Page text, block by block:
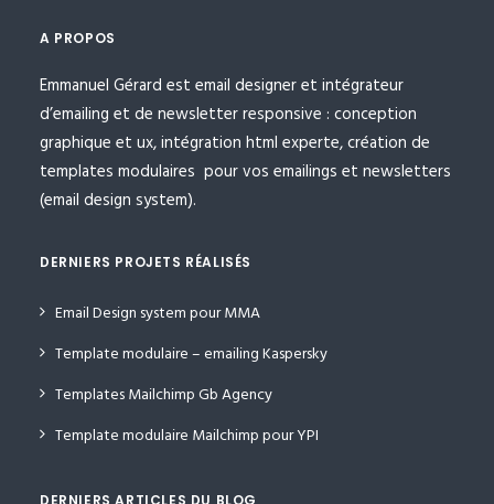
A PROPOS
Emmanuel Gérard est email designer et intégrateur
d’emailing et de newsletter responsive : conception
graphique et ux, intégration html experte, création de
templates modulaires pour vos emailings et newsletters
(email design system).
DERNIERS PROJETS RÉALISÉS
Email Design system pour MMA
Template modulaire – emailing Kaspersky
Templates Mailchimp Gb Agency
Template modulaire Mailchimp pour YPI
DERNIERS ARTICLES DU BLOG